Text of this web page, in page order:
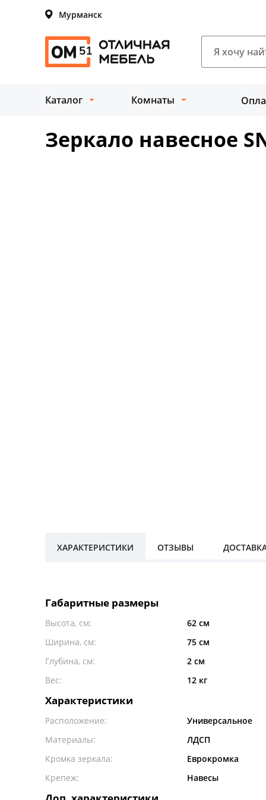
Мурманск
Каталог Комнаты
Зеркало навесное
ХАРАКТЕРИСТИКИ ОТЗЫВЫ
Габаритные размеры
Высота, см:
62 см
Ширина, см:
75 см
Глубина, см:
2 см
Вес:
12 кг
Характеристики
Расположение:
Универсальное
Материалы:
ЛДСП
Кромка зеркала:
Еврокромка
Крепеж:
Навесы